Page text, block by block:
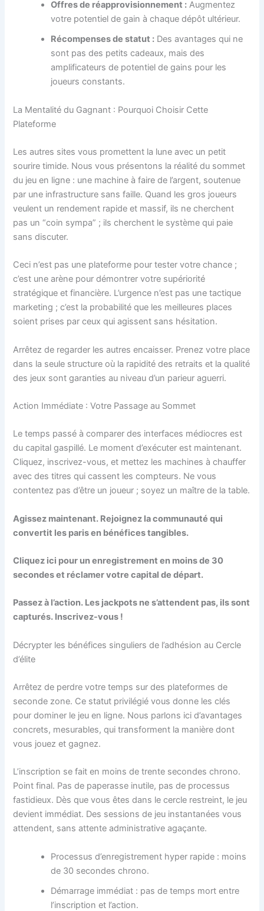
Offres de réapprovisionnement : Augmentez
votre potentiel de gain à chaque dépôt ultérieur.
Récompenses de statut : Des avantages qui ne
sont pas des petits cadeaux, mais des
amplificateurs de potentiel de gains pour les
joueurs constants.
La Mentalité du Gagnant : Pourquoi Choisir Cette
Plateforme
Les autres sites vous promettent la lune avec un petit
sourire timide. Nous vous présentons la réalité du sommet
du jeu en ligne : une machine à faire de l’argent, soutenue
par une infrastructure sans faille. Quand les gros joueurs
veulent un rendement rapide et massif, ils ne cherchent
pas un “coin sympa” ; ils cherchent le système qui paie
sans discuter.
Ceci n’est pas une plateforme pour tester votre chance ;
c’est une arène pour démontrer votre supériorité
stratégique et financière. L’urgence n’est pas une tactique
marketing ; c’est la probabilité que les meilleures places
soient prises par ceux qui agissent sans hésitation.
Arrêtez de regarder les autres encaisser. Prenez votre place
dans la seule structure où la rapidité des retraits et la qualité
des jeux sont garanties au niveau d’un parieur aguerri.
Action Immédiate : Votre Passage au Sommet
Le temps passé à comparer des interfaces médiocres est
du capital gaspillé. Le moment d’exécuter est maintenant.
Cliquez, inscrivez-vous, et mettez les machines à chauffer
avec des titres qui cassent les compteurs. Ne vous
contentez pas d’être un joueur ; soyez un maître de la table.
Agissez maintenant. Rejoignez la communauté qui
convertit les paris en bénéfices tangibles.
Cliquez ici pour un enregistrement en moins de 30
secondes et réclamer votre capital de départ.
Passez à l’action. Les jackpots ne s’attendent pas, ils sont
capturés. Inscrivez-vous !
Décrypter les bénéfices singuliers de l’adhésion au Cercle
d’élite
Arrêtez de perdre votre temps sur des plateformes de
seconde zone. Ce statut privilégié vous donne les clés
pour dominer le jeu en ligne. Nous parlons ici d’avantages
concrets, mesurables, qui transforment la manière dont
vous jouez et gagnez.
L’inscription se fait en moins de trente secondes chrono.
Point final. Pas de paperasse inutile, pas de processus
fastidieux. Dès que vous êtes dans le cercle restreint, le jeu
devient immédiat. Des sessions de jeu instantanées vous
attendent, sans attente administrative agaçante.
Processus d’enregistrement hyper rapide : moins
de 30 secondes chrono.
Démarrage immédiat : pas de temps mort entre
l’inscription et l’action.